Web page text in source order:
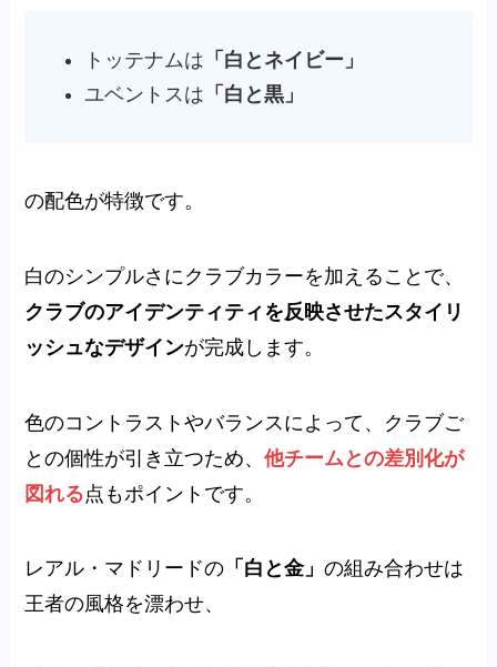
トッテナムは 「白とネイビー」
ユベントスは 「白と黒」
の配色が特徴です。
白のシンプルさにクラブカラーを加えることで、
クラブのアイデンティティを反映させたスタイリ
ッシュなデザインが完成します。
色のコントラストやバランスによって、クラブご
との個性が引き立つため、他チームとの差別化が
図れる点もポイントです。
レアル・マドリードの 「白と金」の組み合わせは
王者の風格を漂わせ、